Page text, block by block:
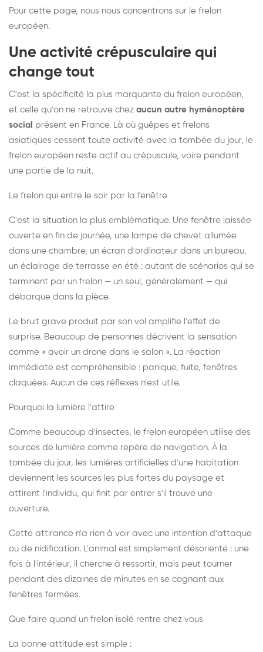
Pour cette page, nous nous concentrons sur le frelon
européen.
Une activité crépusculaire qui
change tout
C'est la spécificité la plus marquante du frelon européen,
et celle qu'on ne retrouve chez aucun autre hyménoptère
social présent en France. Là où guêpes et frelons
asiatiques cessent toute activité avec la tombée du jour, le
frelon européen reste actif au crépuscule, voire pendant
une partie de la nuit.
Le frelon qui entre le soir par la fenêtre
C'est la situation la plus emblématique. Une fenêtre laissée
ouverte en fin de journée, une lampe de chevet allumée
dans une chambre, un écran d'ordinateur dans un bureau,
un éclairage de terrasse en été : autant de scénarios qui se
terminent par un frelon — un seul, généralement — qui
débarque dans la pièce.
Le bruit grave produit par son vol amplifie l'effet de
surprise. Beaucoup de personnes décrivent la sensation
comme « avoir un drone dans le salon ». La réaction
immédiate est compréhensible : panique, fuite, fenêtres
claquées. Aucun de ces réflexes n'est utile.
Pourquoi la lumière l'attire
Comme beaucoup d'insectes, le frelon européen utilise des
sources de lumière comme repère de navigation. À la
tombée du jour, les lumières artificielles d'une habitation
deviennent les sources les plus fortes du paysage et
attirent l'individu, qui finit par entrer s'il trouve une
ouverture.
Cette attirance n'a rien à voir avec une intention d'attaque
ou de nidification. L'animal est simplement désorienté : une
fois à l'intérieur, il cherche à ressortir, mais peut tourner
pendant des dizaines de minutes en se cognant aux
fenêtres fermées.
Que faire quand un frelon isolé rentre chez vous
La bonne attitude est simple :